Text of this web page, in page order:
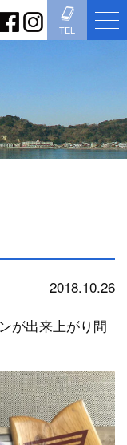
TEL
2018.10.26
が出来上がり間